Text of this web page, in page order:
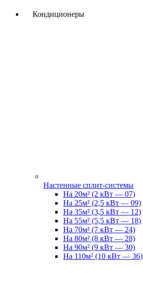
Кондиционеры
Настенные сплит-системы
На 20м² (2 кВт — 07)
На 25м² (2,5 кВт — 09)
На 35м² (3,5 кВт — 12)
На 55м² (5,5 кВт — 18)
На 70м² (7 кВт — 24)
На 80м² (8 кВт — 28)
На 90м² (9 кВт — 30)
На 110м² (10 кВт — 36)